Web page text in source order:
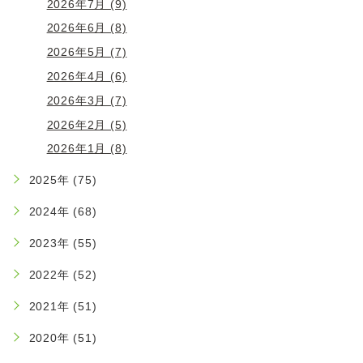
2026年7月 (9)
2026年6月 (8)
2026年5月 (7)
2026年4月 (6)
2026年3月 (7)
2026年2月 (5)
2026年1月 (8)
2025年 (75)
2024年 (68)
2023年 (55)
2022年 (52)
2021年 (51)
2020年 (51)